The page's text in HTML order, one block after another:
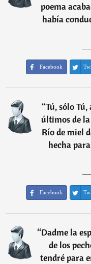
poema
había
Facebook
“Tú, sólo Tú,
últimos de
Río de miel
hecha
Facebook
“Dadme la
de los
tendré para